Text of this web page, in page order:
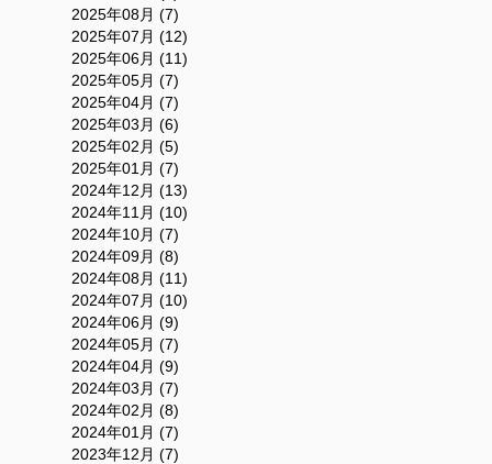
2025年08月 (7)
2025年07月 (12)
2025年06月 (11)
2025年05月 (7)
2025年04月 (7)
2025年03月 (6)
2025年02月 (5)
2025年01月 (7)
2024年12月 (13)
2024年11月 (10)
2024年10月 (7)
2024年09月 (8)
2024年08月 (11)
2024年07月 (10)
2024年06月 (9)
2024年05月 (7)
2024年04月 (9)
2024年03月 (7)
2024年02月 (8)
2024年01月 (7)
2023年12月 (7)